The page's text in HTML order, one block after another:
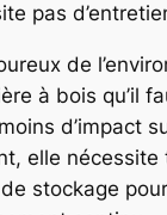
pas
de
à bois qu’il
d’impact
elle
stockage